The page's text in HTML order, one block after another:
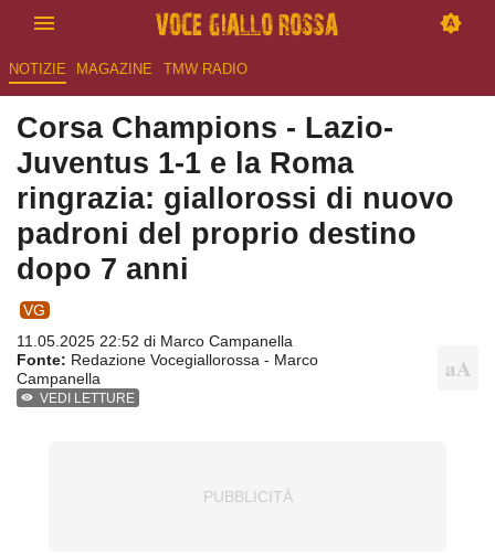
NOTIZIE MAGAZINE TMW RADIO
Corsa Champions - Lazio-
Juventus 1-1 e la Roma
ringrazia: giallorossi di nuovo
padroni del proprio destino
dopo 7 anni
VG
11.05.2025 22:52 di Marco Campanella
Fonte: Redazione Vocegiallorossa - Marco
Campanella
VEDI LETTURE